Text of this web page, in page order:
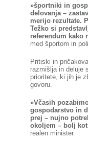
»športniki in
delovanja –
merijo rezultate.
Težko si
referendum kako
med športom in
Pritiski in
razmišlja in deluje
prioritete, ki jih je
govoru.
»Včasih
gospodarstvo in
prej – nujno
okoljem – bolj
realen minister.